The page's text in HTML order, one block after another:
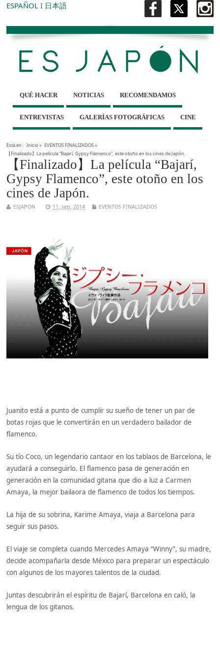
ESPAÑOL I 日本語
QUÉ HACER NOTICIAS RECOMENDAMOS
ENTREVISTAS GALERÍAS FOTOGRÁFICAS CINE
Está en : Inicio» EVENTOS FINALIZADOS»
【Finalizado】La película “Bajarí, Gypsy Flamenco”, este otoño en los cines de Japón.
【Finalizado】La película “Bajarí,
Gypsy Flamenco”, este otoño en los
cines de Japón.
ESJAPON 11, sep, 2014 EVENTOS FINALIZADOS
Juanito está a punto de cumplir su sueño de tener un par de
botas rojas que le convertirán en un verdadero bailador de
flamenco.
Su tío Coco, un legendario cantaor en los tablaos de Barcelona, le
ayudará a conseguirlo. El flamenco pasa de generación en
generación en la comunidad gitana que dio a luz a Carmen
Amaya, la mejor bailaora de flamenco de todos los tiempos.
La hija de su sobrina, Karime Amaya, viaja a Barcelona para
seguir sus pasos.
El viaje se completa cuando Mercedes Amaya “Winny”, su madre,
decide acompañarla desde México para preparar un espectáculo
con algunos de los mayores talentos de la ciudad.
Juntas descubrirán el espíritu de Bajarí, Barcelona en caló, la
lengua de los gitanos.